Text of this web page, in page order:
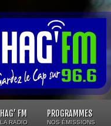
HAG’ FM
LA RADIO
PROGRAMMES
NOS ÉMISSIONS